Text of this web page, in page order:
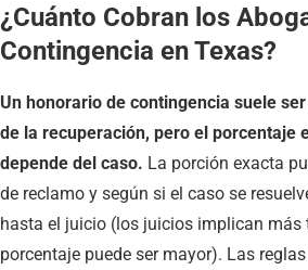
¿Cuánto Cobran los
Contingencia en Texas?
Un honorario de contingencia suele
de la recuperación, pero el porcentaje
depende del caso. La porción exacta
de reclamo y según si el caso se
hasta el juicio (los juicios implican más
porcentaje puede ser mayor). Las